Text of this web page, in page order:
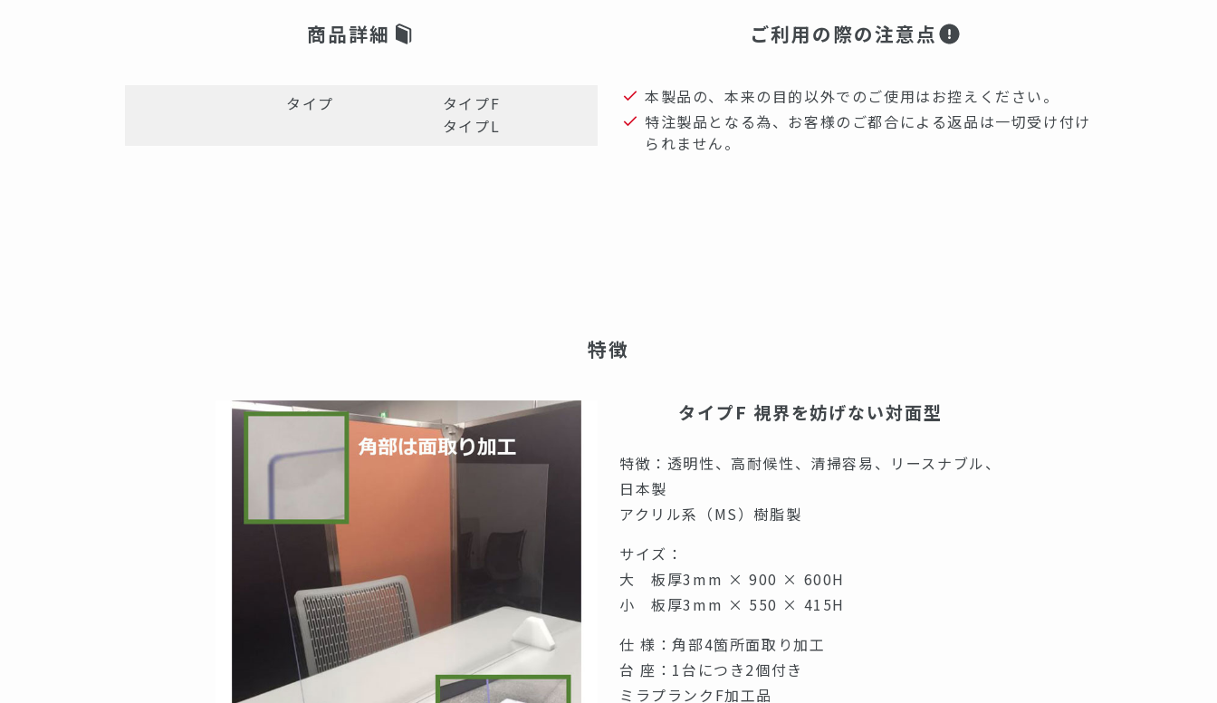
商品詳細
タイプ
タイプF
タイプL
ご利用の際の注意点
本製品の、本来の目的以外でのご使用はお控えください。
特注製品となる為、お客様のご都合による返品は一切受け付け
られません。
特徴
タイプF 視界を妨げない対面型
特徴：透明性、高耐候性、清掃容易、リースナブル、
日本製
アクリル系（MS）樹脂製
サイズ：
大 板厚3mm × 900 × 600H
小 板厚3mm × 550 × 415H
仕 様：角部4箇所面取り加工
台 座：1台につき2個付き
ミラプランクF加工品